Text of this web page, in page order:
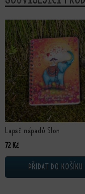
Lapač nápadů Slon
72 Kč
PŘIDAT DO KOŠÍKU